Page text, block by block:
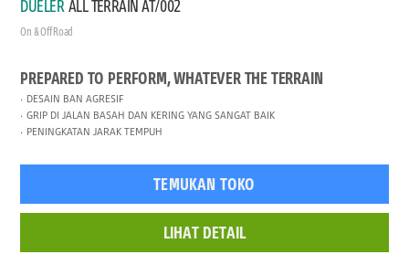
DUELER ALL TERRAIN AT/002
On & Off Road
PREPARED TO PERFORM, WHATEVER THE TERRAIN
DESAIN BAN AGRESIF
GRIP DI JALAN BASAH DAN KERING YANG SANGAT BAIK
PENINGKATAN JARAK TEMPUH
TEMUKAN TOKO
LIHAT DETAIL